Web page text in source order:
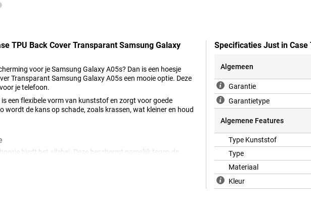
TPU Back Cover Transparant Samsung Galaxy
voor je Samsung Galaxy A05s? Dan is een hoesje
Transparant Samsung Galaxy A05s een mooie optie. Deze
je telefoon.
een flexibele vorm van kunststof en zorgt voor goede
wordt de kans op schade, zoals krassen, wat kleiner en houd
biedt het allebei. Deze beschermt namelijk tegen de
stoten en krassen. Door dat de case doorzichtig is, kan je nog
je telefoon. Kunststof is een erg stevig materiaal, waardoor dit
Specificaties Just in Case
Algemeen
Garantie
Garantietype
Algemene Features
Type Kunststof
Type
Materiaal
Kleur